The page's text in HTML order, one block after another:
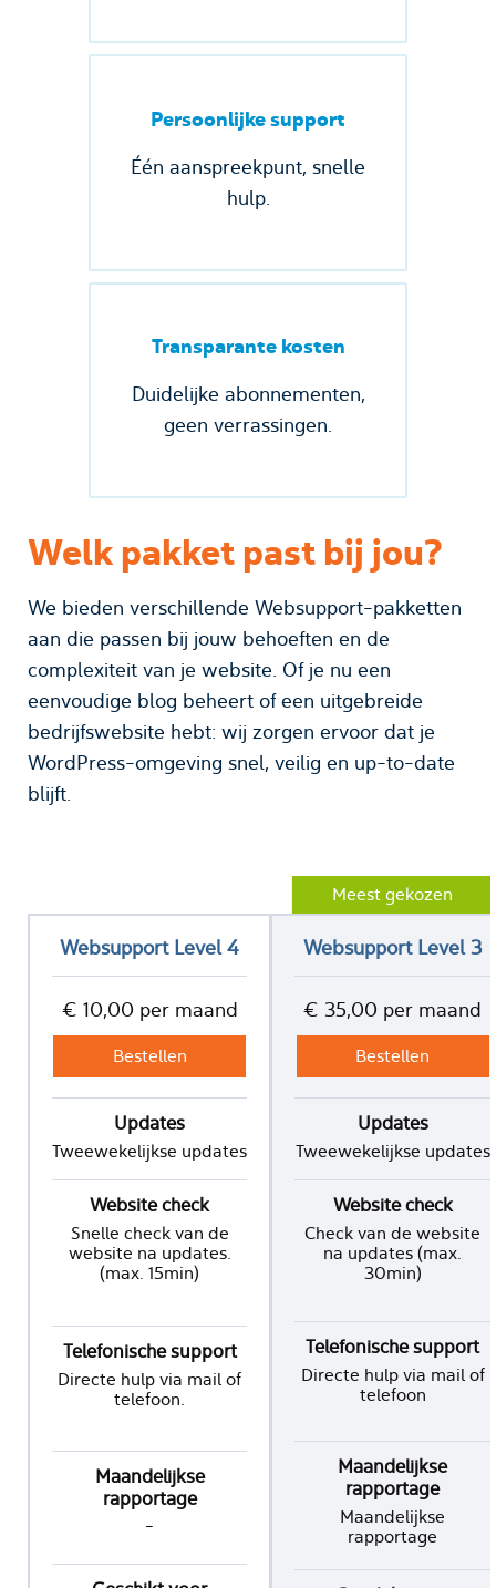
Persoonlijke support
Één aanspreekpunt, snelle
hulp.
Transparante kosten
Duidelijke abonnementen,
geen verrassingen.
Welk pakket past bij jou?
We bieden verschillende Websupport-pakketten
aan die passen bij jouw behoeften en de
complexiteit van je website. Of je nu een
eenvoudige blog beheert of een uitgebreide
bedrijfswebsite hebt: wij zorgen ervoor dat je
WordPress-omgeving snel, veilig en up-to-date
blijft.
Websupport Level 4
€ 10,00 per maand
Bestellen
Updates
Tweewekelijkse updates
Website check
Snelle check van de
website na updates.
(max. 15min)
Telefonische support
Directe hulp via mail of
telefoon.
Maandelijkse
rapportage
-
Meest gekozen
Websupport Level 3
€ 35,00 per maand
Bestellen
Updates
Tweewekelijkse updates
Website check
Check van de website
na updates (max.
30min)
Telefonische support
Directe hulp via mail of
telefoon
Maandelijkse
rapportage
Maandelijkse
rapportage